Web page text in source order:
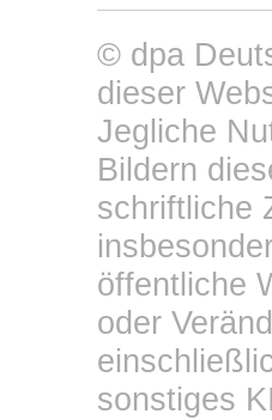
© dpa
dieser
Jegliche
Bildern
schriftliche
öffentliche
oder
sonstiges